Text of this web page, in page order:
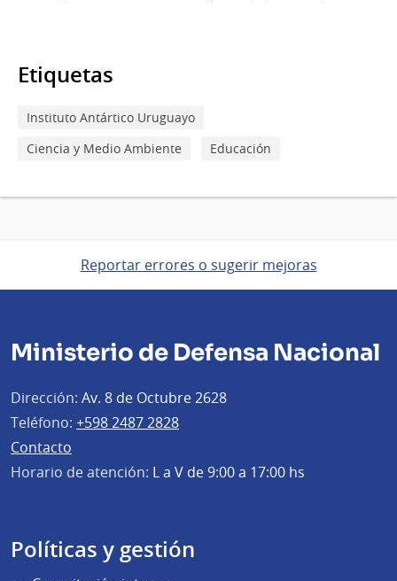
Etiquetas
Instituto Antártico Uruguayo
Ciencia y Medio Ambiente
Educación
Reportar errores o sugerir mejoras
Ministerio de Defensa Nacional
Dirección: Av. 8 de Octubre 2628
Teléfono: +598 2487 2828
Contacto
Horario de atención: L a V de 9:00 a 17:00 hs
Políticas y gestión